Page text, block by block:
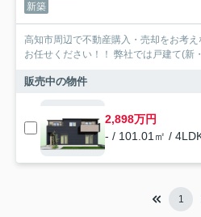
新築
高知市周辺で不動産購入・売却をお考
お任せください！！ 弊社では戸建て(新
販売中の物件
2,898万円
- / 101.01㎡ /
1